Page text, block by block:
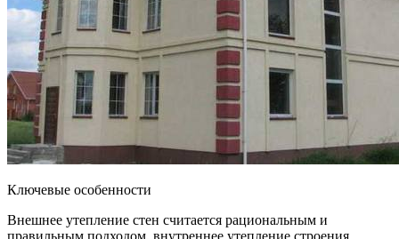
Ключевые особенности
Внешнее утепление стен считается рациональным и
правильным подходом, внутреннее утепление строения